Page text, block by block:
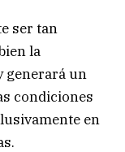
ser tan
la
generará un
condiciones
en